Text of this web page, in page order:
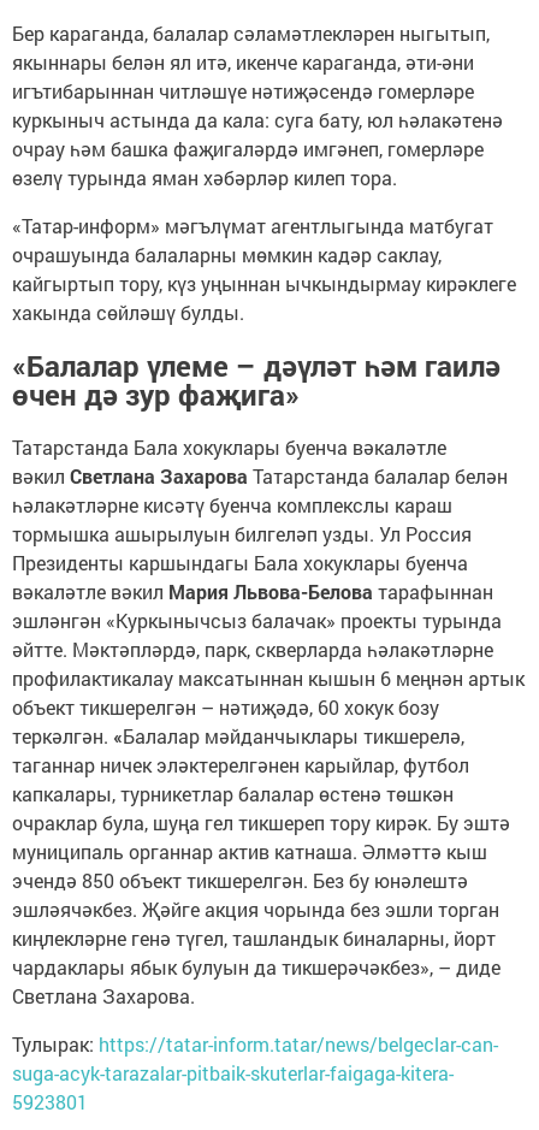
Бер караганда, балалар сәламәтлекләрен ныгытып,
якыннары белән ял итә, икенче караганда, әти-әни
игътибарыннан читләшүе нәтиҗәсендә гомерләре
куркыныч астында да кала: суга бату, юл һәлакәтенә
очрау һәм башка фаҗигаләрдә имгәнеп, гомерләре
өзелү турында яман хәбәрләр килеп тора.
«Татар-информ» мәгълүмат агентлыгында матбугат
очрашуында балаларны мөмкин кадәр саклау,
кайгыртып тору, күз уңыннан ычкындырмау кирәклеге
хакында сөйләшү булды.
«Балалар үлеме – дәүләт һәм гаилә
өчен дә зур фаҗига»
Татарстанда Бала хокуклары буенча вәкаләтле
вәкил Светлана Захарова Татарстанда балалар белән
һәлакәтләрне кисәтү буенча комплекслы караш
тормышка ашырылуын билгеләп узды. Ул Россия
Президенты каршындагы Бала хокуклары буенча
вәкаләтле вәкил Мария Львова-Белова тарафыннан
эшләнгән «Куркынычсыз балачак» проекты турында
әйтте. Мәктәпләрдә, парк, скверларда һәлакәтләрне
профилактикалау максатыннан кышын 6 меңнән артык
объект тикшерелгән – нәтиҗәдә, 60 хокук бозу
теркәлгән. «Балалар мәйданчыклары тикшерелә,
таганнар ничек эләктерелгәнен карыйлар, футбол
капкалары, турникетлар балалар өстенә төшкән
очраклар була, шуңа гел тикшереп тору кирәк. Бу эштә
муниципаль органнар актив катнаша. Әлмәттә кыш
эчендә 850 объект тикшерелгән. Без бу юнәлештә
эшләячәкбез. Җәйге акция чорында без эшли торган
киңлекләрне генә түгел, ташландык биналарны, йорт
чардаклары ябык булуын да тикшерәчәкбез», – диде
Светлана Захарова.
Тулырак: https://tatar-inform.tatar/news/belgeclar-can-
suga-acyk-tarazalar-pitbaik-skuterlar-faigaga-kitera-
5923801